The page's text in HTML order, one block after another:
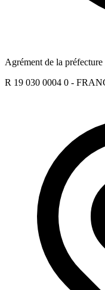
Agrément de la préfecture
R 19 030 0004 0 -